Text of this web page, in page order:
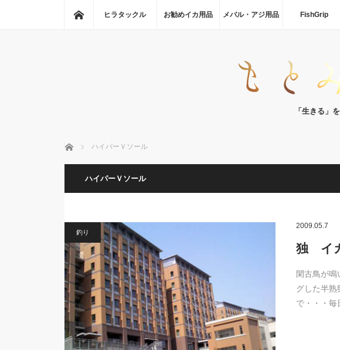
ホーム
ヒラタックル お勧めイカ用品 メバル・アジ用品 FishGrip
「生きる」
ホーム ハイパーＶソール
ハイパーＶソール
釣り
2009.05.7
独 イ
閑古鳥が
グした半熟
で・・・毎